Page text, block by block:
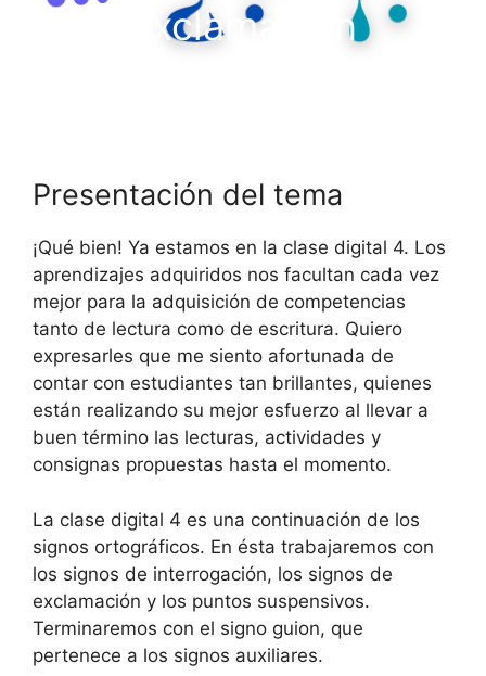
exclamación
Presentación del tema
¡Qué bien! Ya estamos en la clase digital 4. Los
aprendizajes adquiridos nos facultan cada vez
mejor para la adquisición de competencias
tanto de lectura como de escritura. Quiero
expresarles que me siento afortunada de
contar con estudiantes tan brillantes, quienes
están realizando su mejor esfuerzo al llevar a
buen término las lecturas, actividades y
consignas propuestas hasta el momento.
La clase digital 4 es una continuación de los
signos ortográficos. En ésta trabajaremos con
los signos de interrogación, los signos de
exclamación y los puntos suspensivos.
Terminaremos con el signo guion, que
pertenece a los signos auxiliares.